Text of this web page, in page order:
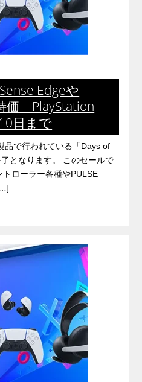
Edgeや
価 PlayStation
日まで
品で行われている「Days of
となります。 このセールで
ローラー各種やPULSE